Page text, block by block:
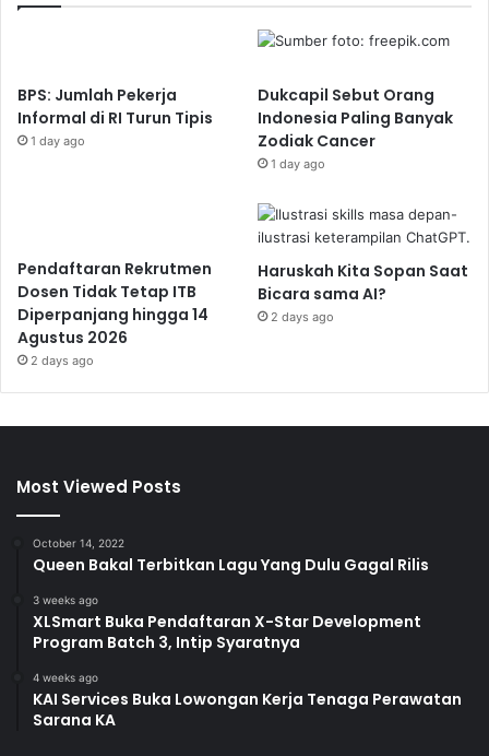
BPS: Jumlah Pekerja
Informal di RI Turun Tipis
1 day ago
Dukcapil Sebut Orang
Indonesia Paling Banyak
Zodiak Cancer
1 day ago
Pendaftaran Rekrutmen
Dosen Tidak Tetap ITB
Diperpanjang hingga 14
Agustus 2026
2 days ago
Haruskah Kita Sopan Saat
Bicara sama AI?
2 days ago
Most Viewed Posts
October 14, 2022
Queen Bakal Terbitkan Lagu Yang Dulu Gagal Rilis
3 weeks ago
XLSmart Buka Pendaftaran X-Star Development
Program Batch 3, Intip Syaratnya
4 weeks ago
KAI Services Buka Lowongan Kerja Tenaga Perawatan
Sarana KA